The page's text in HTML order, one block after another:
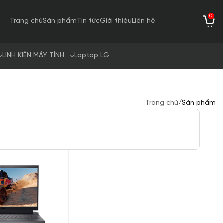
Trang chủSản phẩm Tin tứcGiới thiệuLiên hệ
0
LINH KIỆN MÁY TÍNH Laptop LG
Trang chủ/Sản phẩm